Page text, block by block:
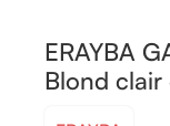
ERAYBA
Blond